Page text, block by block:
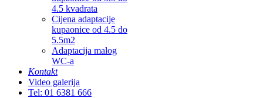
4.5 kvadrata
Cijena adaptacije
kupaonice od 4.5 do
5.5m2
Adaptacija malog
WC-a
Kontakt
Video galerija
Tel: 01 6381 666